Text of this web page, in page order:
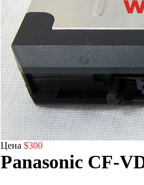
Цена $300
Panasonic CF-